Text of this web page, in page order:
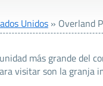
Unidos » Overland
más grande del
visitar son la granja